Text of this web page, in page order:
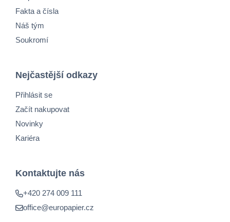
Fakta a čísla
Náš tým
Soukromí
Nejčastější odkazy
Přihlásit se
Začít nakupovat
Novinky
Kariéra
Kontaktujte nás
+420 274 009 111
office@europapier.cz